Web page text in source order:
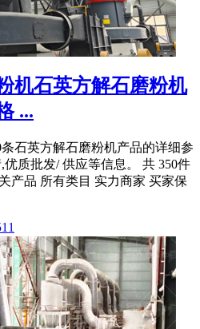
机石英方解石磨粉机
...
石英方解石磨粉机产品的详细参
质批发/ 供应等信息。 共 350件
产品 所有类目 实力商家 买家保